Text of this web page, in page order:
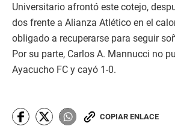
Universitario afrontó este cotejo,
dos frente a Alianza Atlético en el
obligado a recuperarse para seguir
Por su parte, Carlos A. Mannucci no
Ayacucho FC y cayó 1-0.
COPIAR ENLACE